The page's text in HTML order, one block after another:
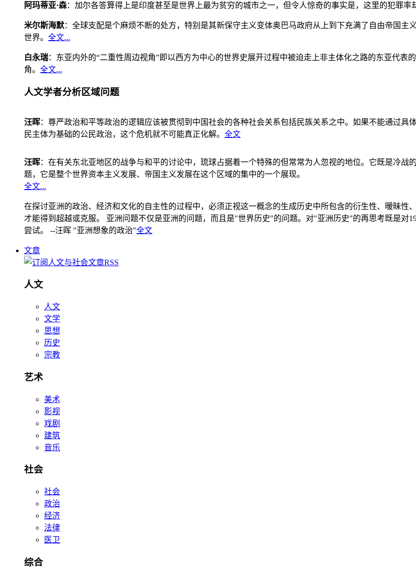
阿玛蒂亚·森：加尔各答算得上是印度甚至是世界上最为贫穷的城市之一，但令人惊奇的事实是，这里的犯罪率
米尔斯海默：全球支配是个麻烦不断的处方，特别是其新保守主义变体奥巴马政府从上到下充满了自由帝国
世界。 全文...
白永瑞：东亚内外的“二重性周边视角”即以西方为中心的世界史展开过程中被迫走上非主体化之路的东亚代
角。 全文...
人文学者分析区域问题
汪晖：尊严政治和平等政治的逻辑应该被贯彻到中国社会的各种社会关系包括民族关系之中。如果不能通过
民主体为基础的公民政治，这个危机就不可能真正化解。 全文
汪晖：在有关东北亚地区的战争与和平的讨论中，琉球占据着一个特殊的但常常为人忽视的地位。它既是冷
题，它是整个世界资本主义发展、帝国主义发展在这个区域的集中的一个展现。
全文...
在探讨亚洲的政治、经济和文化的自主性的过程中，必须正视这一概念的生成历史中所包含的衍生性、暧昧
才能得到超越或克服。 亚洲问题不仅是亚洲的问题，而且是"世界历史"的问题。对"亚洲历史"的再思考既是对
尝试。 --汪晖 "亚洲想象的政治"全文
文章
人文
人文
文学
思想
历史
宗教
艺术
美术
影视
戏剧
建筑
音乐
社会
社会
政治
经济
法律
医卫
综合